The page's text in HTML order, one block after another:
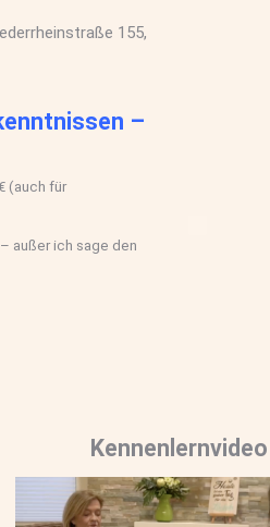
155,
–
(auch für
außer ich sage den
Kennenlernvideo